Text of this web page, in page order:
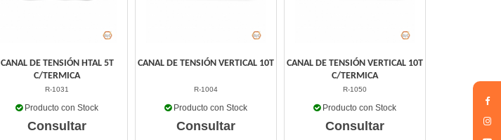
CANAL DE TENSIÓN HTAL 5T
C/TERMICA
R-1031
Producto con Stock
Consultar
CANAL DE TENSIÓN VERTICAL 10T
R-1004
Producto con Stock
Consultar
CANAL DE TENSIÓN VERTICAL 10T
C/TERMICA
R-1050
Producto con Stock
Consultar